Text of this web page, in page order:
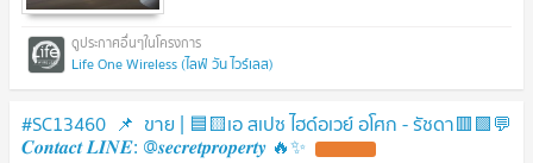
Life One Wireless (ไลฟ์ วัน ไวร์เลส)
#SC13460​​ ​​ 📌 ขาย | 🟦🟨เอ สเปซ ไฮด์อเวย์ อโศก - รัชดา​​🟥🟩💬
𝑪𝒐𝒏𝒕𝒂𝒄𝒕 𝑳𝑰𝑵𝑬: @𝒔𝒆𝒄𝒓𝒆𝒕𝒑𝒓𝒐𝒑𝒆𝒓𝒕𝒚 🔥✨